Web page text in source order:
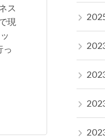
ス
現
っ